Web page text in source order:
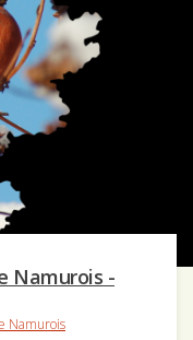
Namurois -
Namurois